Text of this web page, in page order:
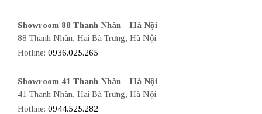
Showroom 88 Thanh Nhàn - Hà Nội
88 Thanh Nhàn, Hai Bà Trưng, Hà Nội
Hotline: 0936.025.265
Showroom 41 Thanh Nhàn - Hà Nội
41 Thanh Nhàn, Hai Bà Trưng, Hà Nội
Hotline: 0944.525.282